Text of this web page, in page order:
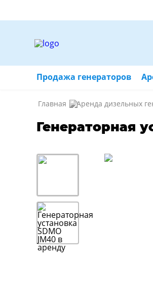
Продажа генераторов
Главная Аренда дизельных
Генераторная